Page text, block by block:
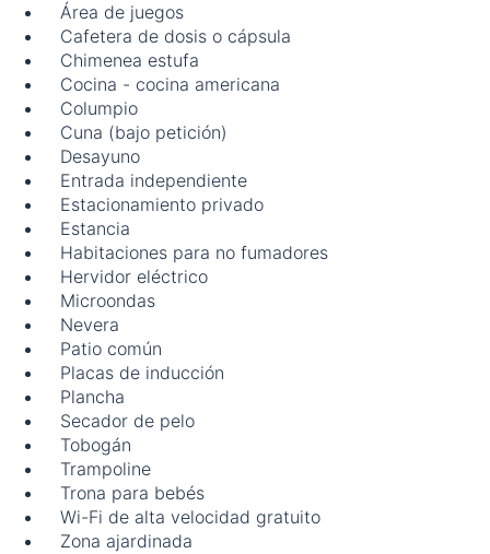
Área de juegos
Cafetera de dosis o cápsula
Chimenea estufa
Cocina - cocina americana
Columpio
Cuna (bajo petición)
Desayuno
Entrada independiente
Estacionamiento privado
Estancia
Habitaciones para no fumadores
Hervidor eléctrico
Microondas
Nevera
Patio común
Placas de inducción
Plancha
Secador de pelo
Tobogán
Trampoline
Trona para bebés
Wi-Fi de alta velocidad gratuito
Zona ajardinada